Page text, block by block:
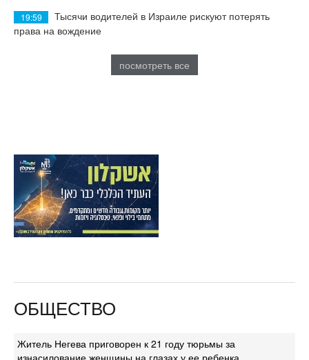
19:59
Тысячи водителей в Израиле рискуют потерять
права на вождение
посмотреть все
ОБЩЕСТВО
Житель Негева приговорен к 21 году тюрьмы за